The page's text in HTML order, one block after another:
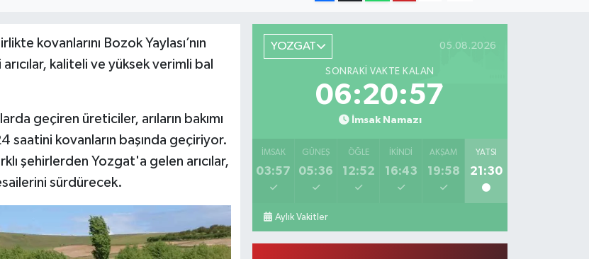
kovanlarını Bozok Yaylası’nın
kaliteli ve yüksek verimli bal
geçiren üreticiler, arıların bakımı
kovanların başında geçiriyor.
şehirlerden Yozgat'a gelen arıcılar,
sürdürecek.
YOZGAT 05.08.2026
SONRAKI VAKTE KALAN
06:20:57
İmsak Namazı
İMSAK
03:57
GÜNEŞ
05:36
ÖĞLE
12:52
İKINDI
16:43
AKŞAM
19:58
YATSI
21:30
Aylık Vakitler